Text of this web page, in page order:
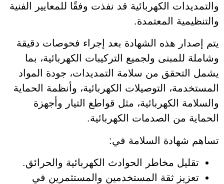
والتمديدات الكهربائية قد نفذت وفقًا للمعايير الفنية
والتنظيمية المعتمدة.
يتم إصدار هذه الشهادة بعد إجراء فحوصات دقيقة
وشاملة للمبنى ولجميع التركيبات الكهربائية، بما
يشمل التحقق من سلامة التمديدات، جودة المواد
المستخدمة، التوصيلات الكهربائية، وأنظمة الحماية
والسلامة الكهربائية، مثل قواطع التيار وأجهزة
الحماية من الصدمات الكهربائية.
تساهم شهادة السلامة في:
تقليل مخاطر الحوادث الكهربائية والحرائق.
تعزيز ثقة المستخدمين والمستثمرين في